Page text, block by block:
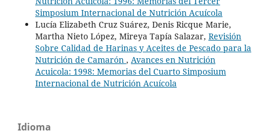
Simposium Internacional de Nutrición Acuícola
Lucía Elizabeth Cruz Suárez, Denis Ricque Marie,
Martha Nieto López, Mireya Tapía Salazar, Revisión
Sobre Calidad de Harinas y Aceites de Pescado para la
Nutrición de Camarón , Avances en Nutrición
Acuicola: 1998: Memorias del Cuarto Simposium
Internacional de Nutrición Acuícola
Idioma